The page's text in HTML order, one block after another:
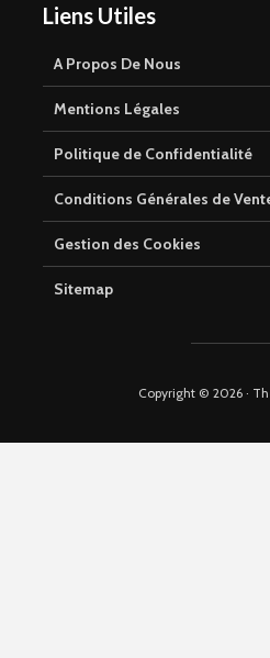
Liens Utiles
A Propos De Nous
Mentions Légales
Politique de Confidentialité
Conditions Générales de
Gestion des Cookies
Sitemap
Copyright © 2026 ·